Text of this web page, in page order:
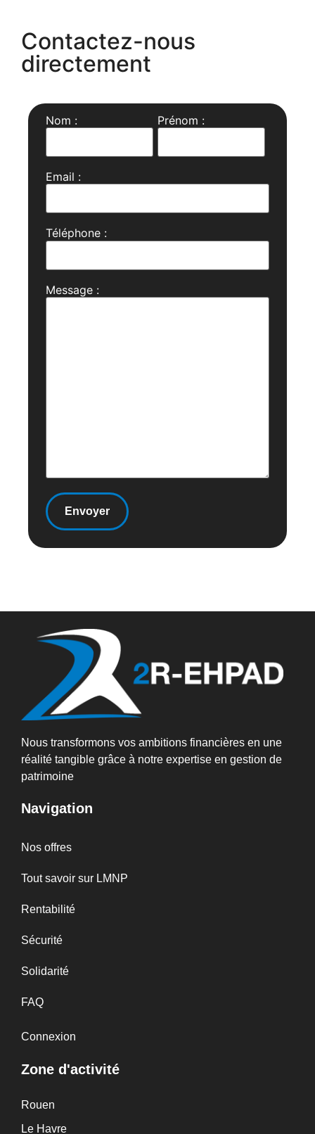
Contactez-nous
directement
Nom : Prénom :
Email :
Téléphone :
Message :
Nous transformons vos ambitions financières en une
réalité tangible grâce à notre expertise en gestion de
patrimoine
Navigation
Nos offres
Tout savoir sur LMNP
Rentabilité
Sécurité
Solidarité
FAQ
Connexion
Zone d'activité
Rouen
Le Havre